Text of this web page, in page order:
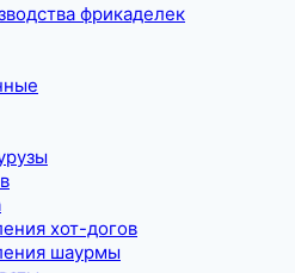
фрикаделек
хот-догов
шаурмы